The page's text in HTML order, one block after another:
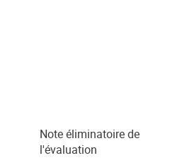
Note éliminatoire de
l'évaluation